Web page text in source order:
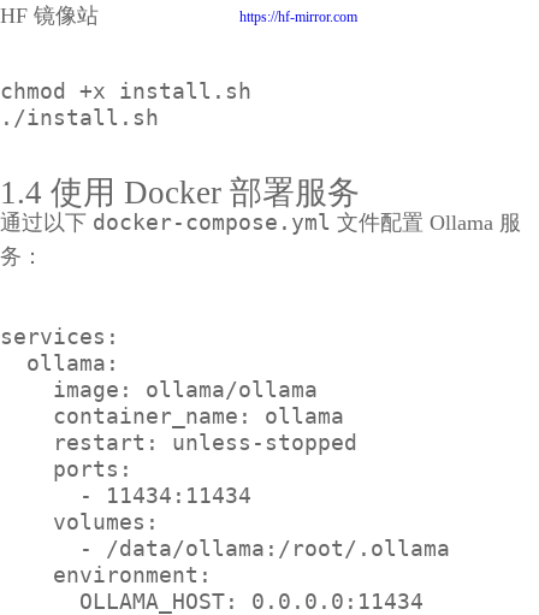
HF 镜像站 https://hf-mirror.com
chmod +x install.sh
1.4 使用 Docker 部署服务
通过以下 docker-compose.yml 文件配置 Ollama 服
务：
services:
  ollama:
    image: ollama/ollama
    container_name: ollama
    restart: unless-stopped
    ports:
      - 11434:11434
    volumes:
      - /data/ollama:/root/.ollama
    environment:
      OLLAMA_HOST: 0.0.0.0:11434